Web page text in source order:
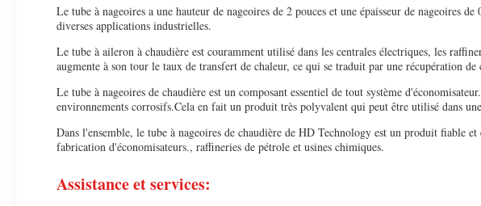
Le tube à nageoires a une hauteur de nageoires de 2 pouces et une épaisseur de nageoires
diverses applications industrielles.
Le tube à aileron à chaudière est couramment utilisé dans les centrales électriques, les
augmente à son tour le taux de transfert de chaleur, ce qui se traduit par une récupération
Le tube à nageoires de chaudière est un composant essentiel de tout système
environnements corrosifs.Cela en fait un produit très polyvalent qui peut être utilisé dans
Dans l'ensemble, le tube à nageoires de chaudière de HD Technology est un produit fiable
fabrication d'économisateurs., raffineries de pétrole et usines chimiques.
Assistance et services: